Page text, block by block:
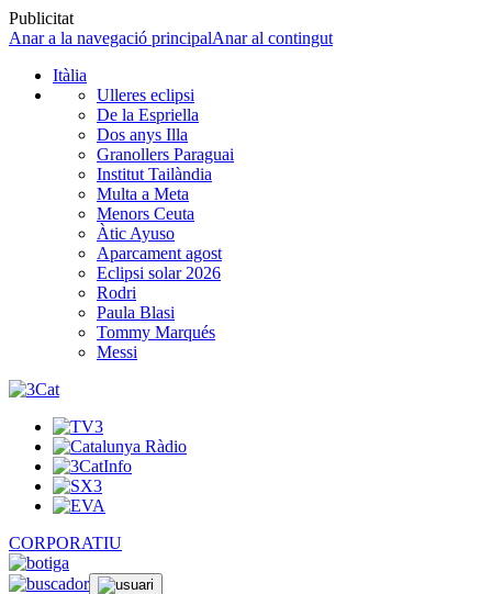
Publicitat
Anar a la navegació principalAnar al contingut
Itàlia
Ulleres eclipsi
De la Espriella
Dos anys Illa
Granollers Paraguai
Institut Tailàndia
Multa a Meta
Menors Ceuta
Àtic Ayuso
Aparcament agost
Eclipsi solar 2026
Rodri
Paula Blasi
Tommy Marqués
Messi
CORPORATIU